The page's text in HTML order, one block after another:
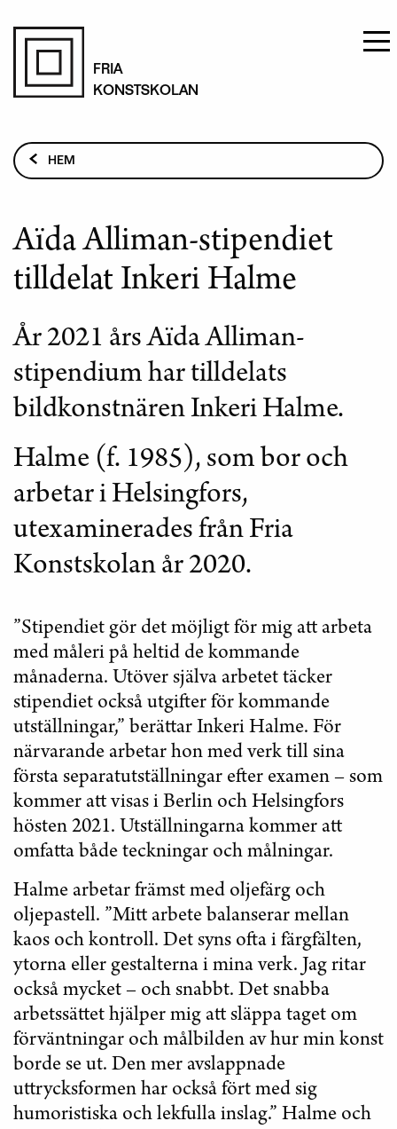
Hoppa
FRIA
KONSTSKOLAN
Länkstig
HEM
AÏDA ALLIMAN-STIPENDIET TILLDELAT INKERI HALME
Aïda Alliman-stipendiet
tilldelat Inkeri Halme
År 2021 års Aïda Alliman-
stipendium har tilldelats
bildkonstnären Inkeri Halme.
Halme (f. 1985), som bor och
arbetar i Helsingfors,
utexaminerades från Fria
Konstskolan år 2020.
”Stipendiet gör det möjligt för mig att arbeta
med måleri på heltid de kommande
månaderna. Utöver själva arbetet täcker
stipendiet också utgifter för kommande
utställningar,” berättar Inkeri Halme. För
närvarande arbetar hon med verk till sina
första separatutställningar efter examen – som
kommer att visas i Berlin och Helsingfors
hösten 2021. Utställningarna kommer att
omfatta både teckningar och målningar.
Halme arbetar främst med oljefärg och
oljepastell. ”Mitt arbete balanserar mellan
kaos och kontroll. Det syns ofta i färgfälten,
ytorna eller gestalterna i mina verk. Jag ritar
också mycket – och snabbt. Det snabba
arbetssättet hjälper mig att släppa taget om
förväntningar och målbilden av hur min konst
borde se ut. Den mer avslappnade
uttrycksformen har också fört med sig
humoristiska och lekfulla inslag.” Halme och